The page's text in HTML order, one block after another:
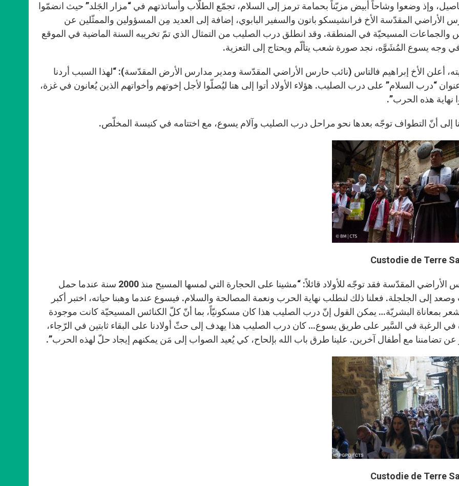
وإذ وضعوا وشاحاً أبيض مزيّناً بحمامة ترمز إلى السلام، تجمّع الطلّاب وأساتذتهم في “مزار الجَلد” حيث انضمّوا
الأراضي المقدّسة الأخ فرانشيسكو باتون والسفير البابوي، إضافة إلى العديد مِن المسؤولين والممثّلين عن
والجماعات المسيحيّة في المنطقة. وقد انطلق درب الصليب من التمثال الذي تمّ تخريبه السنة الماضية في الموقع
وجه يسوع المُشَوَّه، نجد صورة شعب يتألّم ويحتاج إلى التعزية.
أعلن الأخ إبراهيم فالتاس (نائب حارس الأراضي المقدّسة ومدير مدارس الأرض المقدّسة): “لهذا السبب أردنا
“درب السلام” على درب الصليب. هؤلاء الأولاد أتوا إلى هنا ليُصلّوا لأجل إخوتهم وأخواتهم الذين يُعانون في غزة،
نهاية هذه الحرب”.
إلى أنّ التطواف توجّه بعدها نحو مراحل درب الصليب وآلام يسوع، مع اختتامه في كنيسة المخلّص.
أمّا حارس الأراضي المقدّسة فقد توجّه للأولاد قائلاً: “مشينا على الحجارة التي لمسها المسيح منذ 2000 سنة عندما حمل
إلى الجلجلة. فعلنا ذلك لنطلب نهاية الحرب ونعمة المصالحة والسلام. فيسوع عندما وهبنا حياته، اختبر أكبر
وشعر بمعاناة البشريّة… يمكن القول إنّ درب الصليب هذا كان مسكونيّاً، بما أنّ كلّ الكنائس المسيحيّة كانت موجودة
في الرغبة في السَّير على طريق يسوع… كان درب الصليب هذا يهدف إلى حثّ أولادنا على البقاء ثابتين في الرّجاء،
عن تضامننا مع أطفال آخرين. علينا طرق باب الله بإلحاح، كي يُعيد الصواب إلى مَن يمكنهم إيجاد حلّ لهذه الحرب”.